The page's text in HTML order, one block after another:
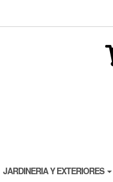
JARDINERIA Y EXTERIORES